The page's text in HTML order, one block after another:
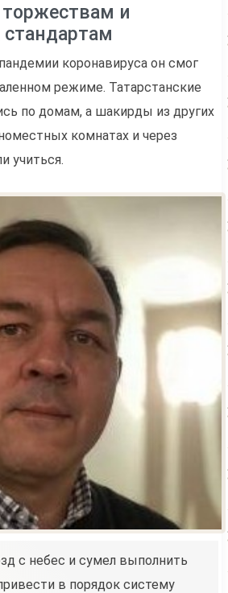
и
коронавируса он смог
режиме. Татарстанские
по домам, а шакирды из других
комнатах и через
учиться.
с небес и сумел выполнить
в порядок систему